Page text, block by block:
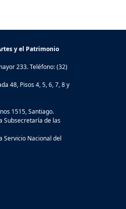
y el Patrimonio
233. Teléfono: (32)
48, Pisos 4, 5, 6, 7, 8 y
1515, Santiago.
Subsecretaría de las
Servicio Nacional del